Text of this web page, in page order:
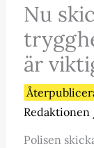
Nu
är
Redaktionen
Polisen